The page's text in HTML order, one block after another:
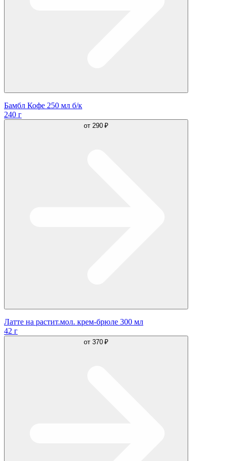
Бамбл Кофе 250 мл б/к
240 г
от 290 ₽
Латте на растит.мол. крем-брюле 300 мл
42 г
от 370 ₽